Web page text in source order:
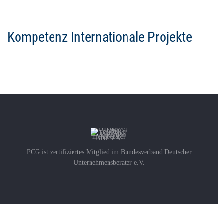
Kompetenz Internationale Projekte
PCG ist zertifiziertes Mitglied im Bundesverband Deutscher
Unternehmensberater e.V.